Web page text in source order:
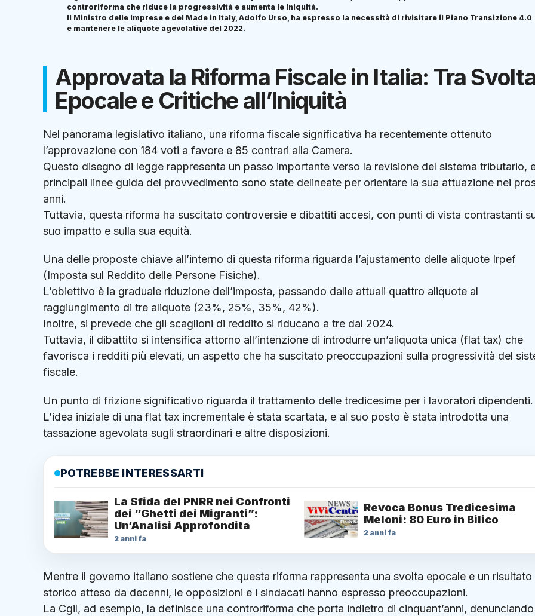
controriforma che riduce la progressività e aumenta le iniquità.
Il Ministro delle Imprese e del Made in Italy, Adolfo Urso, ha espresso la necessità di rivisitare il Piano Transizione 4.0
e mantenere le aliquote agevolative del 2022.
Approvata la Riforma Fiscale in Italia: Tra
Epocale e Critiche all’Iniquità
Nel panorama legislativo italiano, una riforma fiscale significativa ha recentemente ottenuto
l’approvazione con 184 voti a favore e 85 contrari alla Camera.
Questo disegno di legge rappresenta un passo importante verso la revisione del sistema tributario,
principali linee guida del provvedimento sono state delineate per orientare la sua attuazione nei
anni.
Tuttavia, questa riforma ha suscitato controversie e dibattiti accesi, con punti di vista contrastanti
suo impatto e sulla sua equità.
Una delle proposte chiave all’interno di questa riforma riguarda l’ajustamento delle aliquote Irpef
(Imposta sul Reddito delle Persone Fisiche).
L’obiettivo è la graduale riduzione dell’imposta, passando dalle attuali quattro aliquote al
raggiungimento di tre aliquote (23%, 25%, 35%, 42%).
Inoltre, si prevede che gli scaglioni di reddito si riducano a tre dal 2024.
Tuttavia, il dibattito si intensifica attorno all’intenzione di introdurre un’aliquota unica (flat tax) che
favorisca i redditi più elevati, un aspetto che ha suscitato preoccupazioni sulla progressività del
fiscale.
Un punto di frizione significativo riguarda il trattamento delle tredicesime per i lavoratori dipendenti.
L’idea iniziale di una flat tax incrementale è stata scartata, e al suo posto è stata introdotta una
tassazione agevolata sugli straordinari e altre disposizioni.
POTREBBE INTERESSARTI
La Sfida del PNRR nei Confronti
dei “Ghetti dei Migranti”:
Un’Analisi Approfondita
2 anni fa
Revoca Bonus Tredicesima
Meloni: 80 Euro in Bilico
2 anni fa
Mentre il governo italiano sostiene che questa riforma rappresenta una svolta epocale e un risultato
storico atteso da decenni, le opposizioni e i sindacati hanno espresso preoccupazioni.
La Cgil, ad esempio, la definisce una controriforma che porta indietro di cinquant’anni,